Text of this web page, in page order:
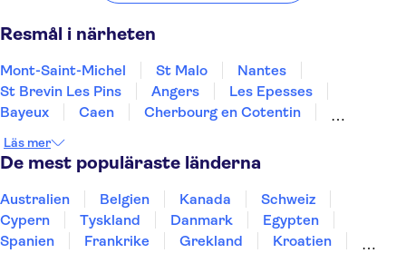
Resmål i närheten
Mont-Saint-Michel St Malo
Nantes
St Brevin Les Pins
Angers
Les Epesses
Bayeux
Caen
Cherbourg en Cotentin
Tours
Deauville
Läs mer
De mest populäraste länderna
Australien Belgien Kanada
Schweiz
Cypern
Tyskland Danmark
Egypten
Spanien
Frankrike Grekland
Kroatien